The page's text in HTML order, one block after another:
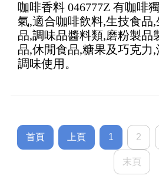
咖啡香料 046777Z 有咖啡
氣,適合咖啡飲料,生技食品
品,調味品醬料類,磨粉製品
品,休閒食品,糖果及巧克力
調味使用。
首頁 上頁 1 2
末頁